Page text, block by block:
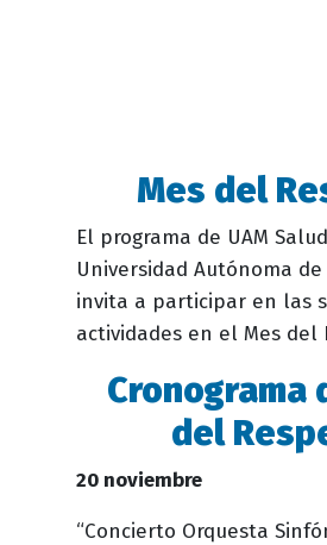
DescripciónMes del
El programa de UAM
Universidad Autónoma
invita a participar en las
actividades en el Mes del
Cronograma
del
20 noviembre
“Concierto Orquesta